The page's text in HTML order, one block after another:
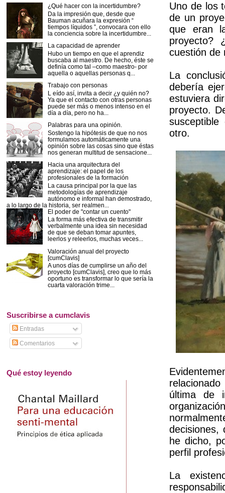
Uno de los
de un
que eran
proyecto?
cuestión de
La
debería
estuviera
proyecto.
otro.
última de
decisiones,
he dicho,
perfil
La
¿Qué hacer con la incertidumbre?
Da la impresión que, desde que
Bauman acuñara la expresión “
tiempos líquidos ”, convocara con ello
la conciencia sobre la incertidumbre...
La capacidad de aprender
Hubo un tiempo en que el aprendiz
buscaba al maestro. De hecho, éste se
definía como tal –como maestro- por
aquella o aquellas personas q...
Trabajo con personas
L eído así, invita a decir ¿y quién no?
Ya que el contacto con otras personas
puede ser más o menos intenso en el
día a día, pero no ha...
Palabras para una opinión.
Sostengo la hipótesis de que no nos
formulamos automáticamente una
opinión sobre las cosas sino que éstas
nos generan multitud de sensacione...
Hacia una arquitectura del
aprendizaje: el papel de los
profesionales de la formación
La causa principal por la que las
metodologías de aprendizaje
autónomo e informal han demostrado,
a lo largo de la historia, ser realmen...
El poder de "contar un cuento"
La forma más efectiva de transmitir
verbalmente una idea sin necesidad
de que se deban tomar apuntes,
leerlos y releerlos, muchas veces...
Valoración anual del proyecto
[cumClavis]
A unos días de cumplirse un año del
proyecto [cumClavis], creo que lo más
oportuno es transformar lo que sería la
cuarta valoración trime...
Suscribirse a cumclavis
Entradas
Comentarios
Qué estoy leyendo